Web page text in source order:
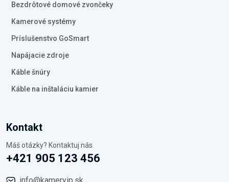
Bezdrôtové domové zvončeky
Kamerové systémy
Príslušenstvo GoSmart
Napájacie zdroje
Káble šnúry
Káble na inštaláciu kamier
Kontakt
Máš otázky? Kontaktuj nás
+421 905 123 456